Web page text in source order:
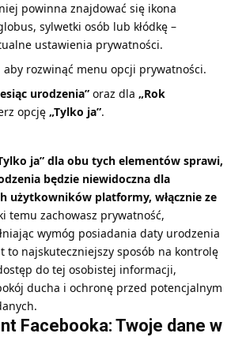
powinna znajdować się ikona
sylwetki osób lub kłódkę –
ustawienia prywatności.
rozwinąć menu opcji prywatności.
urodzenia” oraz dla „Rok
opcję „Tylko ja”.
ja” dla obu tych elementów sprawi,
będzie niewidoczna dla
użytkowników platformy, włącznie ze
temu zachowasz prywatność,
wymóg posiadania daty urodzenia
to najskuteczniejszy sposób na kontrolę
do tej osobistej informacji,
ducha i ochronę przed potencjalnym
Facebooka: Twoje dane w